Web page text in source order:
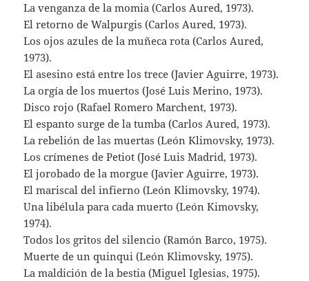
La venganza de la momia (Carlos Aured, 1973).
El retorno de Walpurgis (Carlos Aured, 1973).
Los ojos azules de la muñeca rota (Carlos Aured,
1973).
El asesino está entre los trece (Javier Aguirre, 1973).
La orgía de los muertos (José Luis Merino, 1973).
Disco rojo (Rafael Romero Marchent, 1973).
El espanto surge de la tumba (Carlos Aured, 1973).
La rebelión de las muertas (León Klimovsky, 1973).
Los crímenes de Petiot (José Luis Madrid, 1973).
El jorobado de la morgue (Javier Aguirre, 1973).
El mariscal del infierno (León Klimovsky, 1974).
Una libélula para cada muerto (León Kimovsky,
1974).
Todos los gritos del silencio (Ramón Barco, 1975).
Muerte de un quinqui (León Klimovsky, 1975).
La maldición de la bestia (Miguel Iglesias, 1975).